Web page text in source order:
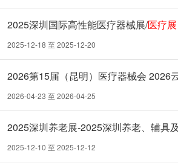
2025深圳国际高性能医疗器械展/医疗展
2025-12-18 至 2025-12-20
2026第15届（昆明）医疗器械会 2026
2026-04-23 至 2026-04-25
2025深圳养老展-2025深圳养老、辅具
2025-12-10 至 2025-12-12